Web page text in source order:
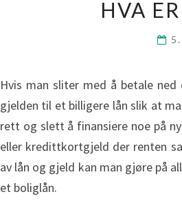
HVA
Hvis man sliter med å betale
gjelden til et billigere lån slik at
rett og slett å finansiere noe på
eller kredittkortgjeld der renten
av lån og gjeld kan man gjøre på
et boliglån.